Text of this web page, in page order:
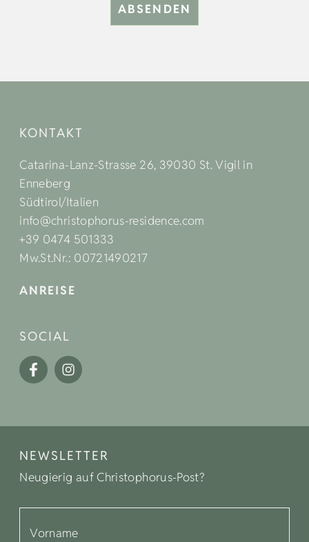
ABSENDEN
KONTAKT
Catarina-Lanz-Strasse 26, 39030 St. Vigil in
Enneberg
Südtirol/Italien
info@christophorus-residence.com
+39 0474 501333
Mw.St.Nr.: 00721490217
ANREISE
SOCIAL
NEWSLETTER
Neugierig auf Christophorus-Post?